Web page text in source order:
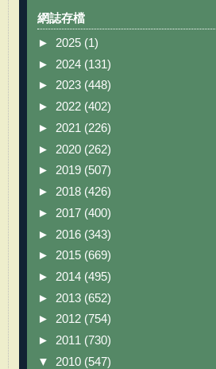
網誌存檔
► 2025 (1)
► 2024 (131)
► 2023 (448)
► 2022 (402)
► 2021 (226)
► 2020 (262)
► 2019 (507)
► 2018 (426)
► 2017 (400)
► 2016 (343)
► 2015 (669)
► 2014 (495)
► 2013 (652)
► 2012 (754)
► 2011 (730)
▼ 2010 (547)